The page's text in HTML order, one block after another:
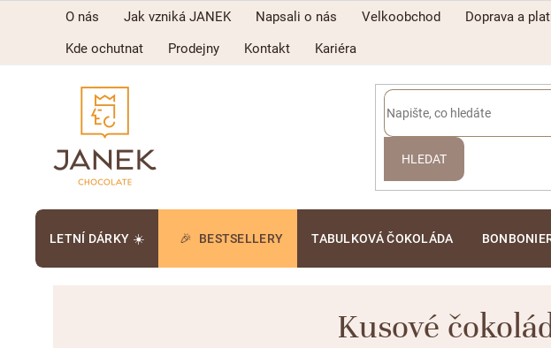
O nás Jak vzniká JANEK Napsali o nás Velkoobchod
Doprava a
Kde ochutnat
Prodejny Kontakt Kariéra
HLEDAT
LETNÍ DÁRKY ☀️ BESTSELLERY TABULKOVÁ ČOKOLÁDA
Kusové